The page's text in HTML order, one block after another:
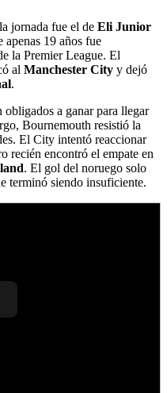
jornada fue el de Eli Junior
apenas 19 años fue
la Premier League. El
al Manchester City y dejó
.
obligados a ganar para llegar
Bournemouth resistió la
El City intentó reaccionar
recién encontró el empate en
. El gol del noruego solo
terminó siendo insuficiente.